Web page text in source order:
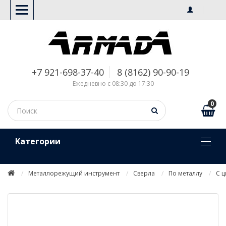
+7 921-698-37-40 8 (8162) 90-90-19
Ежедневно с 08:30 до 17:30
0
Kатегории
Металлорежущий инструмент Сверла По металлу С